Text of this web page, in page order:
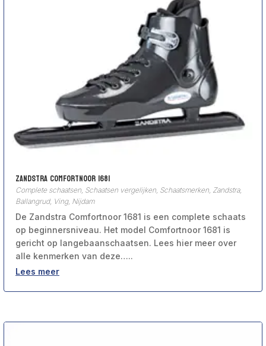
Zandstra Comfortnoor 1681
Complete schaatsen, Schaatsen vergelijken, Schaatsmerken, Zandstra,
Ballangrud, Ving, Nijdam
De Zandstra Comfortnoor 1681 is een complete schaats
op beginnersniveau. Het model Comfortnoor 1681 is
gericht op langebaanschaatsen. Lees hier meer over
alle kenmerken van deze…..
Lees meer